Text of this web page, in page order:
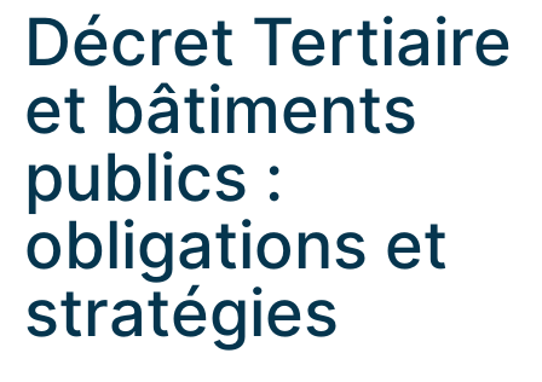
Décret Tertiaire
et bâtiments
publics :
obligations et
stratégies